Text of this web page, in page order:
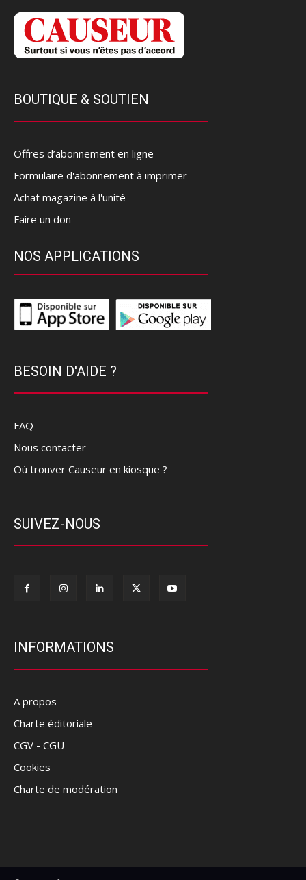
BOUTIQUE & SOUTIEN
Offres d’abonnement en ligne
Formulaire d'abonnement à imprimer
Achat magazine à l'unité
Faire un don
NOS APPLICATIONS
BESOIN D'AIDE ?
FAQ
Nous contacter
Où trouver Causeur en kiosque ?
SUIVEZ-NOUS
INFORMATIONS
A propos
Charte éditoriale
CGV - CGU
Cookies
Charte de modération